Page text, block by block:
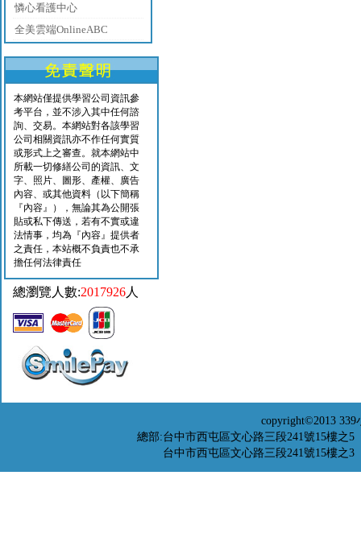
憐心看護中心
全美雲端OnlineABC
本網站僅提供學習公司資訊參
考平台，並不涉入其中任何諮
詢、交易。本網站對各該學習
公司相關資訊亦不作任何實質
或形式上之審查。就本網站中
所載一切修繕公司的資訊、文
字、照片、圖形、產權、廣告
內容、或其他資料（以下簡稱
『內容』），無論其為公開張
貼或私下傳送，若有不實或違
法情事，均為『內容』提供者
之責任，本站概不負責也不承
擔任何法律責任
總瀏覽人數:2017926人
copyright©2013
總部:台中市西屯區文心路三段241號15樓之
台中市西屯區文心路三段241號15樓